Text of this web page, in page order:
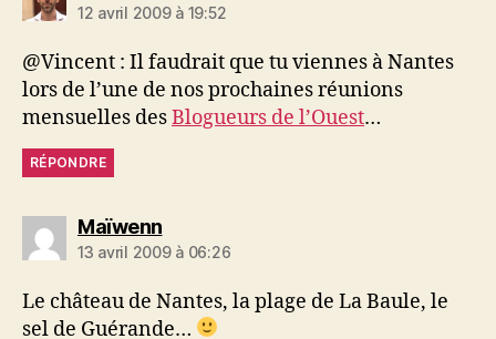
12 avril 2009 à 19:52
@Vincent : Il faudrait que tu viennes à Nantes
lors de l’une de nos prochaines réunions
mensuelles desBlogueurs de l’Ouest…
RÉPONDRE
Maïwenndit :
13 avril 2009 à 06:26
Le château de Nantes, la plage de La Baule, le
sel de Guérande…